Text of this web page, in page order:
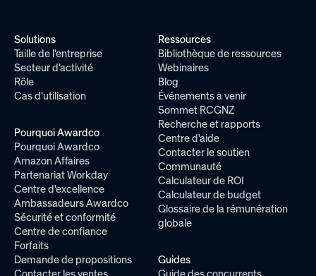
Solutions
Taille de l'entreprise
Secteur d'activité
Rôle
Cas d'utilisation
Pourquoi Awardco
Pourquoi Awardco
Amazon Affaires
Partenariat Workday
Centre d'excellence
Ambassadeurs Awardco
Sécurité et conformité
Centre de confiance
Forfaits
Demande de propositions
Ressources
Bibliothèque de ressources
Webinaires
Blog
Événements à venir
Sommet RCGNZ
Recherche et rapports
Centre d'aide
Contacter le soutien
Communauté
Calculateur de ROI
Calculateur de budget
Glossaire de la rémunération
globale
Guides